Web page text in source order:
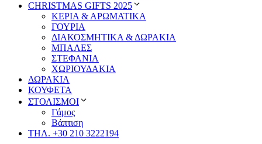
CHRISTMAS GIFTS 2025
ΚΕΡΙΑ & ΑΡΩΜΑΤΙΚΑ
ΓΟΥΡΙΑ
ΔΙΑΚΟΣΜΗΤΙΚΑ & ΔΩΡΑΚΙΑ
ΜΠΑΛΕΣ
ΣΤΕΦΑΝΙΑ
ΧΩΡΙΟΥΔΑΚΙΑ
ΔΩΡΑΚΙΑ
ΚΟΥΦΕΤΑ
ΣΤΟΛΙΣΜΟΙ
Γάμος
Βάπτιση
ΤΗΛ. +30 210 3222194